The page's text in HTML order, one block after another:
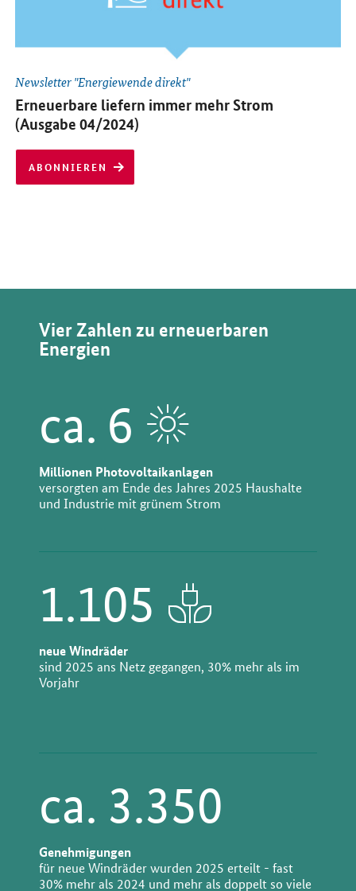
Newsletter "Energiewende direkt"
abonnieren:
Erneuerbare liefern immer mehr Strom
(Ausgabe 04/2024)
ABONNIEREN
Vier Zahlen zu erneuerbaren
Energien
ca. 6
Millionen Photovoltaikanlagen
versorgten am Ende des Jahres 2025 Haushalte
und Industrie mit grünem Strom
1.105
neue Windräder
sind 2025 ans Netz gegangen, 30% mehr als im
Vorjahr
ca. 3.350
Genehmigungen
für neue Windräder wurden 2025 erteilt - fast
30% mehr als 2024 und mehr als doppelt so viele